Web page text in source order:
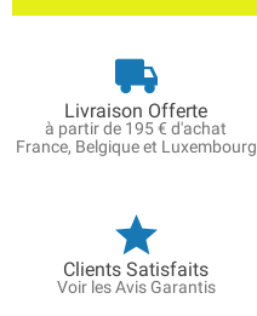
Livraison Offerte
à partir de 195 € d'achat
France, Belgique et Luxembourg
Clients Satisfaits
Voir les Avis Garantis